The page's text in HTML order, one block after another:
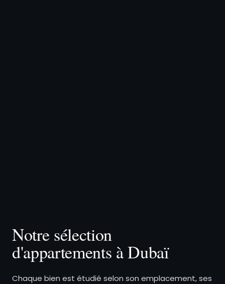
Notre sélection
d'appartements à Dubaï
Chaque bien est étudié selon son emplacement, ses